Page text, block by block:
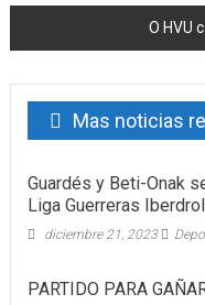
O HVU
Mas noticias
Guardés y Beti-Onak
Liga Guerreras
diciembre 21, 2023
PARTIDO PARA